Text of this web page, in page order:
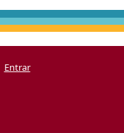
Entrar